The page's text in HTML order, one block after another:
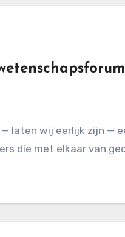
die met elkaar van